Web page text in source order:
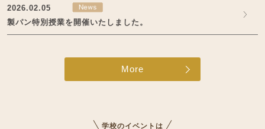
2026.02.05
製パン特別授業を開催いたしました。
More
学校のイベントは